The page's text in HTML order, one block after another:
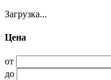
Загрузка...
Цена
от
до